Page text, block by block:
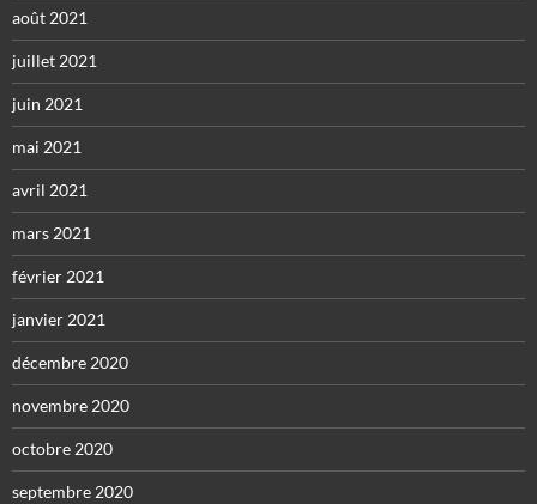
août 2021
juillet 2021
juin 2021
mai 2021
avril 2021
mars 2021
février 2021
janvier 2021
décembre 2020
novembre 2020
octobre 2020
septembre 2020